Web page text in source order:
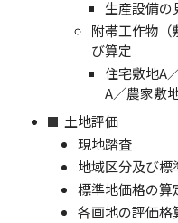
生産設備の
附帯工作物（
び算定
住宅敷地A
A／農家敷
土地評価
現地踏査
地域区分及び標
標準地価格の算
各画地の評価格